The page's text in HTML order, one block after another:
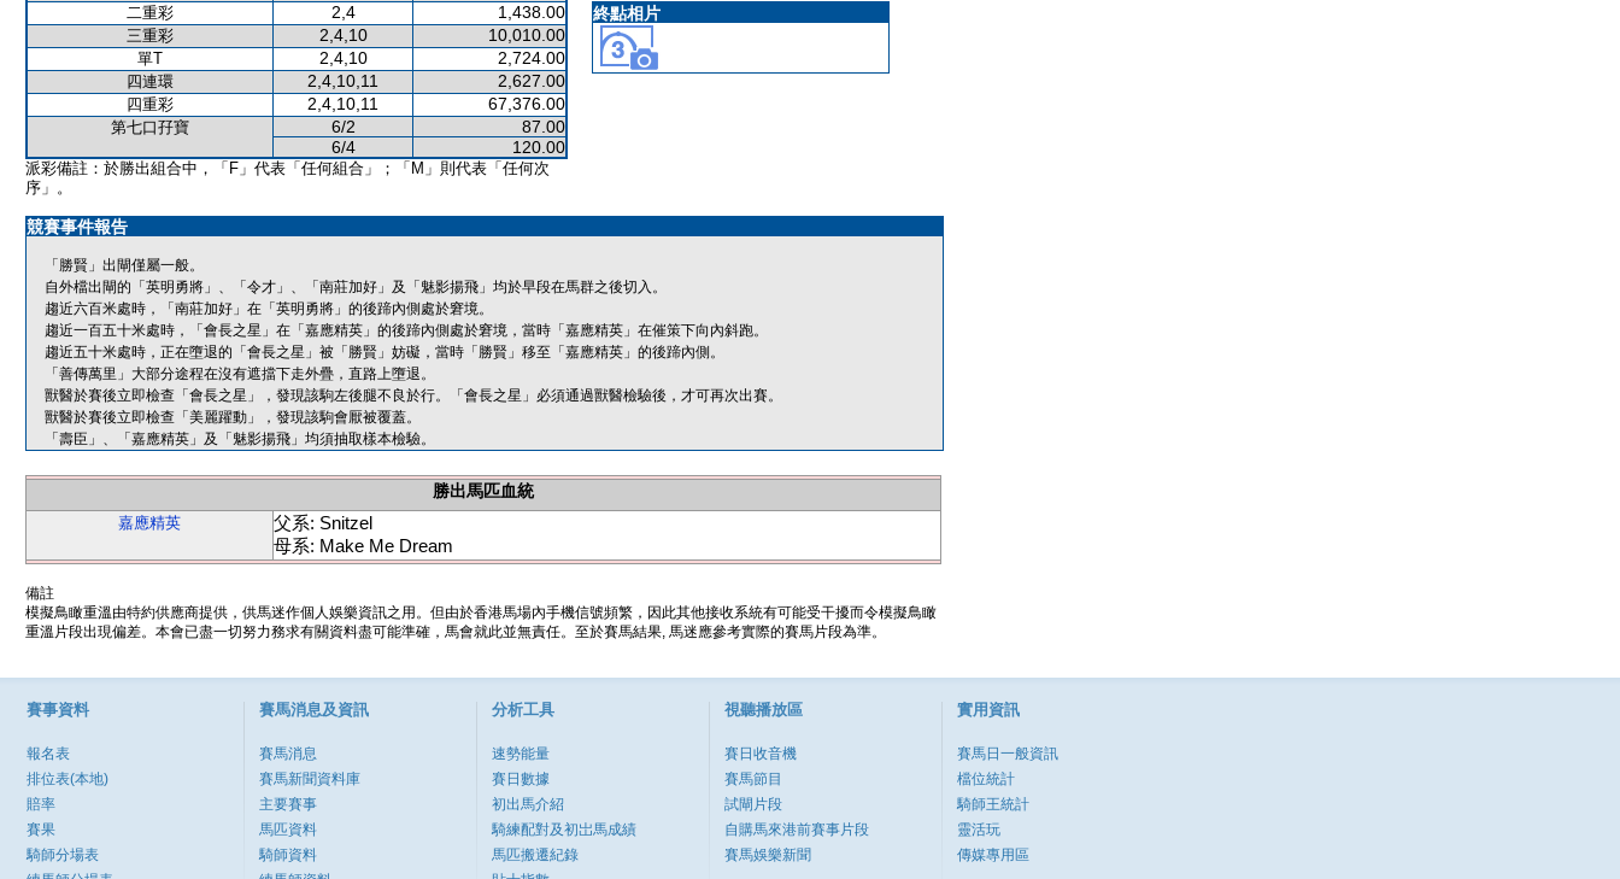
二重彩
2,4 1,438.00
三重彩 2,4,10 10,010.00
單T 2,4,10 2,724.00
四連環 2,4,10,11 2,627.00
四重彩 2,4,10,11 67,376.00
第七口孖寶 6/2
87.00
6/4
120.00
派彩備註：於勝出組合中，「F」代表「任何組合」；「M」則代表「任何次
序」。
終點相片
競賽事件報告
「勝賢」出閘僅屬一般。
自外檔出閘的「英明勇將」、「令才」、「南莊加好」及「魅影揚飛」均於早段在馬群之後切入。
趨近六百米處時，「南莊加好」在「英明勇將」的後蹄內側處於窘境。
趨近一百五十米處時，「會長之星」在「嘉應精英」的後蹄內側處於窘境，當時「嘉應精英」在催策下向內斜跑。
趨近五十米處時，正在墮退的「會長之星」被「勝賢」妨礙，當時「勝賢」移至「嘉應精英」的後蹄內側。
「善傳萬里」大部分途程在沒有遮擋下走外疊，直路上墮退。
獸醫於賽後立即檢查「會長之星」，發現該駒左後腿不良於行。「會長之星」必須通過獸醫檢驗後，才可再次出賽。
獸醫於賽後立即檢查「美麗躍動」，發現該駒會厭被覆蓋。
「壽臣」、「嘉應精英」及「魅影揚飛」均須抽取樣本檢驗。
勝出馬匹血統
嘉應精英
父系: Snitzel
母系: Make Me Dream
備註
模擬鳥瞰重溫由特約供應商提供，供馬迷作個人娛樂資訊之用。但由於香港馬場內手機信號頻繁，因此其他接收系統有可能受干擾而令模擬鳥瞰
重溫片段出現偏差。本會已盡一切努力務求有關資料盡可能準確，馬會就此並無責任。至於賽馬結果, 馬迷應參考實際的賽馬片段為準。
賽事資料
報名表
排位表(本地)
賠率
賽果
騎師分場表
賽馬消息及資訊
賽馬消息
賽馬新聞資料庫
主要賽事
馬匹資料
騎師資料
分析工具
速勢能量
賽日數據
初出馬介紹
騎練配對及初岀馬成績
馬匹搬遷紀錄
視聽播放區
賽日收音機
賽馬節目
試閘片段
自購馬來港前賽事片段
賽馬娛樂新聞
實用資訊
賽馬日一般資訊
檔位統計
騎師王統計
靈活玩
傳媒專用區